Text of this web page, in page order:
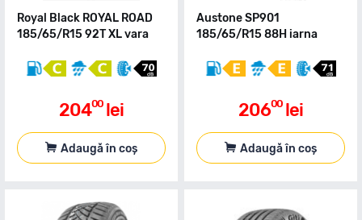
Royal Black ROYAL ROAD
185/65/R15 92T XL vara
20400 lei
Adaugă în coș
Austone SP901
185/65/R15 88H iarna
20600 lei
Adaugă în coș